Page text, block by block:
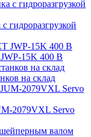
гидроразгрузкой
JWP-15K 400 В
на склад
2079VXL Servo